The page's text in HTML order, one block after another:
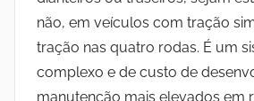
não, em veículos com tração
tração nas quatro rodas. É um
complexo e de custo de
manutenção mais elevados em